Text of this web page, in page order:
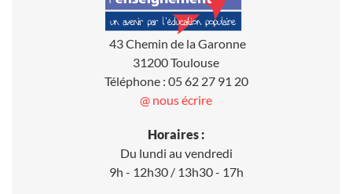
43 Chemin de la Garonne
31200 Toulouse
Téléphone : 05 62 27 91 20
@ nous écrire
Horaires :
Du lundi au vendredi
9h - 12h30 / 13h30 - 17h